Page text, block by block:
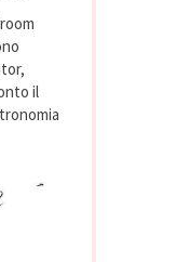
il